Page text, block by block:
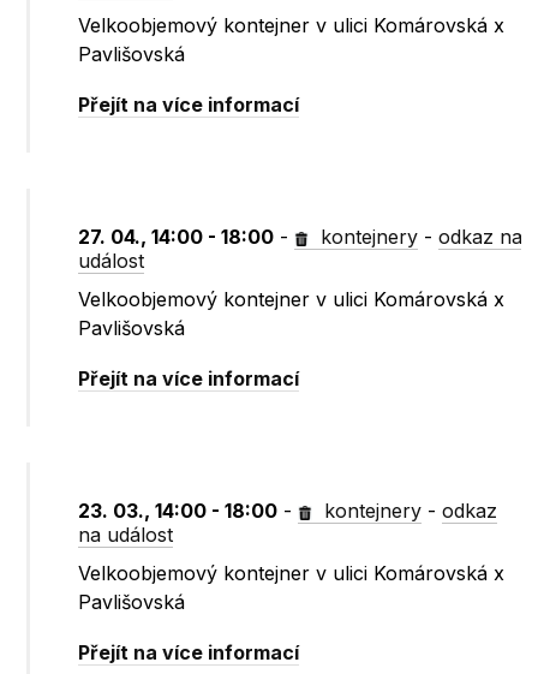
Velkoobjemový kontejner v ulici Komárovská x
Pavlišovská
Přejít na více informací
27. 04., 14:00 - 18:00 - kontejnery -odkaz na
událost
Velkoobjemový kontejner v ulici Komárovská x
Pavlišovská
Přejít na více informací
23. 03., 14:00 - 18:00 - kontejnery -odkaz
na událost
Velkoobjemový kontejner v ulici Komárovská x
Pavlišovská
Přejít na více informací